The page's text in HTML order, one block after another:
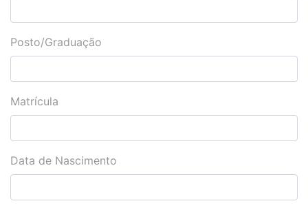
Posto/Graduação
Matrícula
Data de Nascimento